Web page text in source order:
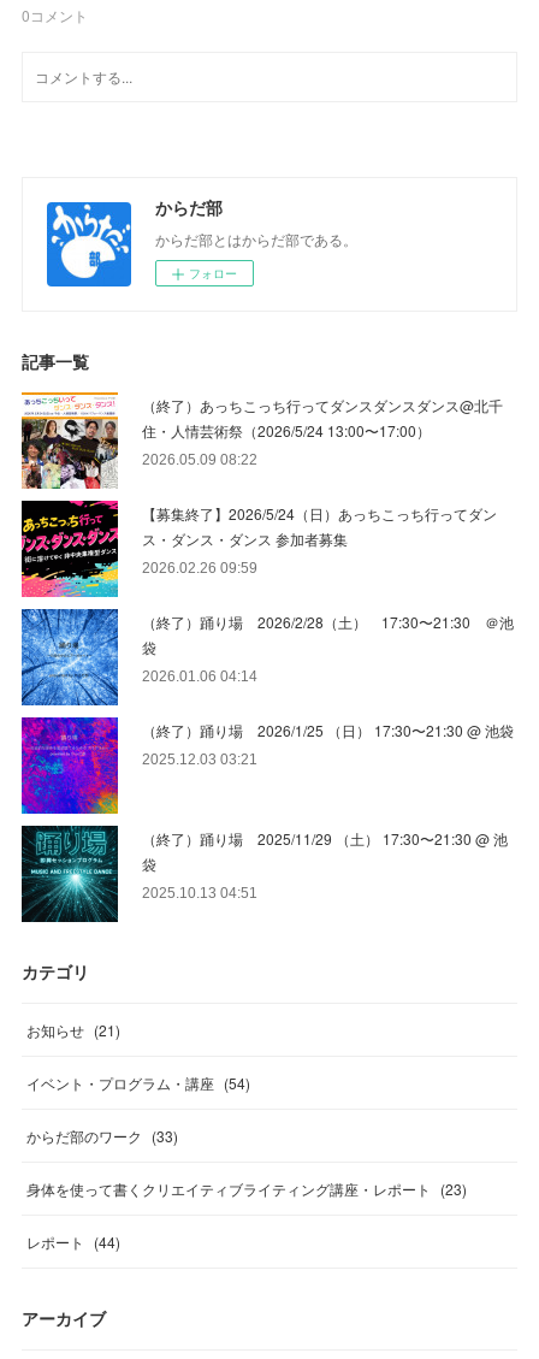
0コメント
からだ部
からだ部とはからだ部である。
フォロー
記事一覧
（終了）あっちこっち行ってダンスダンスダンス@北千
住・人情芸術祭（2026/5/24 13:00〜17:00）
2026.05.09 08:22
【募集終了】2026/5/24（日）あっちこっち行ってダン
ス・ダンス・ダンス 参加者募集
2026.02.26 09:59
（終了）踊り場 2026/2/28（土） 17:30〜21:30 ＠池
袋
2026.01.06 04:14
（終了）踊り場 2026/1/25 （日） 17:30〜21:30 @ 池袋
2025.12.03 03:21
（終了）踊り場 2025/11/29 （土） 17:30〜21:30 @ 池
袋
2025.10.13 04:51
カテゴリ
お知らせ (21)
イベント・プログラム・講座 (54)
からだ部のワーク (33)
身体を使って書くクリエイティブライティング講座・レポート (23)
レポート (44)
アーカイブ